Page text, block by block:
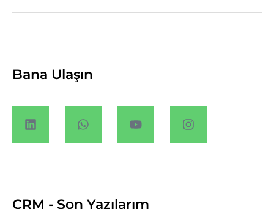
Bana Ulaşın
CRM - Son Yazılarım